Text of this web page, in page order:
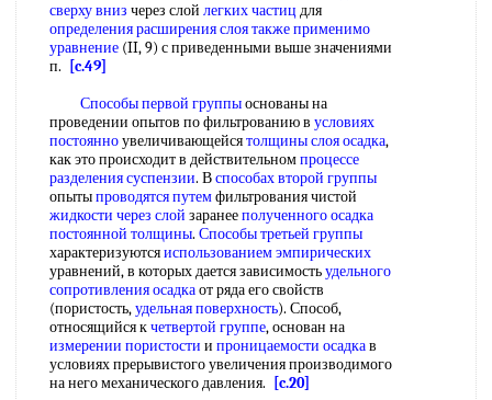
сверху вниз через слой легких частиц для
определения расширенияслоя такжеприменимо
уравнение (II, 9) с приведенными выше значениями
п.
[c.49]
Способы первой группыоснованы на
проведении опытов по фильтрованию в условиях
постоянноувеличивающейсятолщины слоя осадка,
как это происходит в действительномпроцессе
разделения суспензии. Вспособах второй группы
опытыпроводятся путемфильтрования чистой
жидкости через слой заранееполученного осадка
постоянной толщины. Способы третьей группы
характеризуютсяиспользованием эмпирических
уравнений, в которых дается зависимостьудельного
сопротивления осадкаот ряда его свойств
(пористость,удельная поверхность). Способ,
относящийся кчетвертой группе, основан на
измерении пористости и проницаемости осадкав
условиях прерывистого увеличения производимого
на него механического давления.
[c.20]